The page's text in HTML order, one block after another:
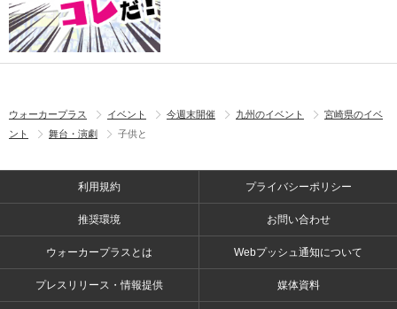
ウォーカープラス イベント 今週末開催 九州のイベント
宮崎県のイベ
ント
舞台・演劇 子供と
利用規約 プライバシーポリシー
推奨環境 お問い合わせ
ウォーカープラスとは Webプッシュ通知について
プレスリリース・情報提供 媒体資料